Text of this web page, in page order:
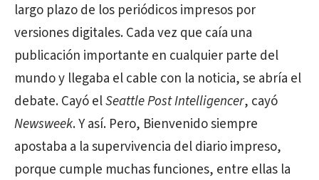
largo plazo de los periódicos impresos por
versiones digitales. Cada vez que caía una
publicación importante en cualquier parte del
mundo y llegaba el cable con la noticia, se abría el
debate. Cayó elSeattle Post Intelligencer, cayó
Newsweek. Y así. Pero, Bienvenido siempre
apostaba a la supervivencia del diario impreso,
porque cumple muchas funciones, entre ellas la